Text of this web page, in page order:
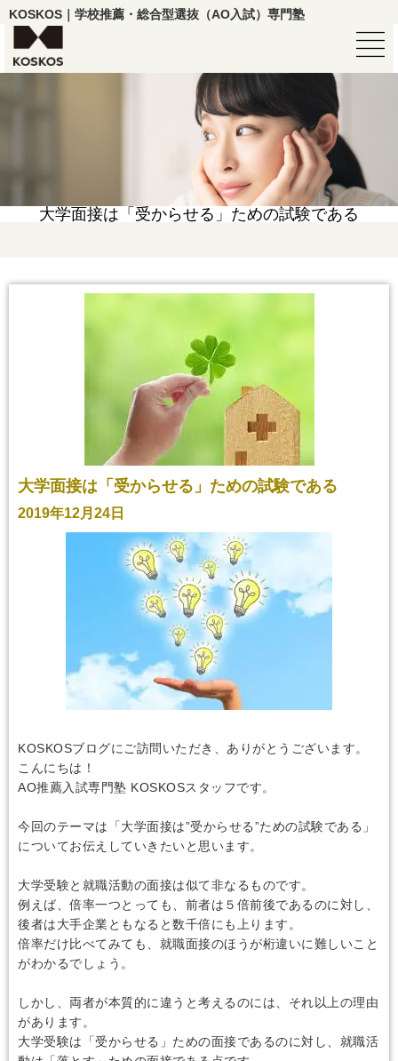
KOSKOS｜学校推薦・総合型選抜（AO入試）専門塾
大学面接は「受からせる」ための試験である
大学面接は「受からせる」ための試験である
2019年12月24日
KOSKOSブログにご訪問いただき、ありがとうございます。
こんにちは！
AO推薦入試専門塾 KOSKOSスタッフです。
今回のテーマは「大学面接は”受からせる”ための試験である」
についてお伝えしていきたいと思います。
大学受験と就職活動の面接は似て非なるものです。
例えば、倍率一つとっても、前者は５倍前後であるのに対し、
後者は大手企業ともなると数千倍にも上ります。
倍率だけ比べてみても、就職面接のほうが桁違いに難しいこと
がわかるでしょう。
しかし、両者が本質的に違うと考えるのには、それ以上の理由
があります。
大学受験は「受からせる」ための面接であるのに対し、就職活